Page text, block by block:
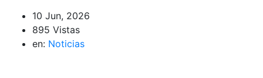
10 Jun, 2026
895 Vistas
en: Noticias